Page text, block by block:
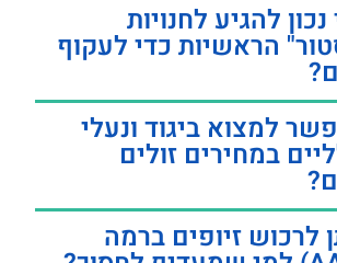
להגיע לחנויות
הראשיות כדי לעקוף
למצוא ביגוד ונעלי
במחירים זולים
לרכוש זיופים ברמה